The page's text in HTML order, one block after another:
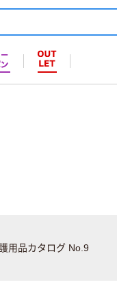
用品カタログ No.9